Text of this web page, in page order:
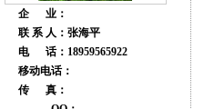
企 业：
联 系 人：张海平
电 话：18959565922
移动电话：
传 真：